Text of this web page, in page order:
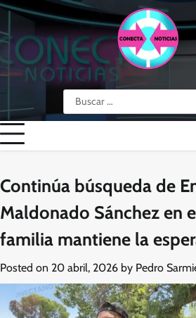
Skip
content
Buscar:
Continúa búsqueda de
Maldonado Sánchez en
familia mantiene la
Posted on 20 abril, 2026 by Pedro